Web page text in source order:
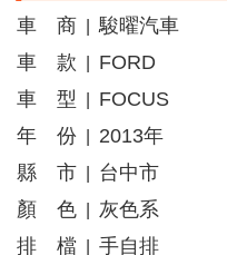
車 商
駿曜汽車
車 款
FORD
車 型
FOCUS
年 份
2013年
縣 市
台中市
顏 色
灰色系
排 檔
手自排